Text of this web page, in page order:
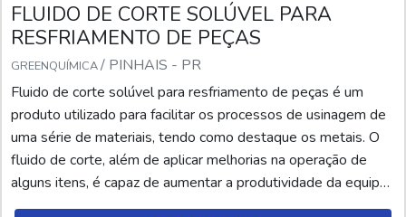
FLUIDO DE CORTE SOLÚVEL PARA
RESFRIAMENTO DE PEÇAS
GREENQUÍMICA/ PINHAIS - PR
Fluido de corte solúvel para resfriamento de peças é um
produto utilizado para facilitar os processos de usinagem de
uma série de materiais, tendo como destaque os metais. O
fluido de corte, além de aplicar melhorias na operação de
alguns itens, é capaz de aumentar a produtividade da equipe
e tornar o ambiente de trabalho mais organizado e